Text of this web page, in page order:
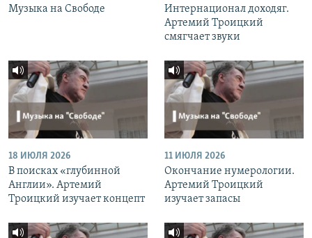
Музыка на Свободе
Интернационал доходяг.
Артемий Троицкий
смягчает звуки
18 ИЮЛЯ 2026
В поисках «глубинной
Англии». Артемий
Троицкий изучает концепт
11 ИЮЛЯ 2026
Окончание нумерологии.
Артемий Троицкий
изучает запасы